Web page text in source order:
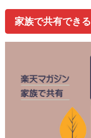
家族で共有できる